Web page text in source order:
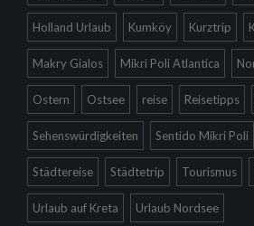
Holland Urlaub Kumköy Kurztrip
Makry Gialos Mikri Poli Atlantica
Ostern Ostsee reise Reisetipps
Sehenswürdigkeiten Sentido Mikri Poli
Städtereise Städtetrip Tourismus
Urlaub auf Kreta Urlaub Nordsee